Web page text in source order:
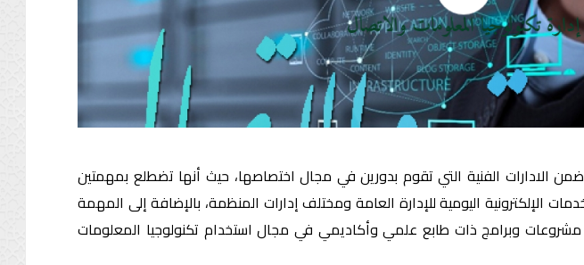
إدارة تكنولوجيا المعلومات والاتصال
إدارة تكنولوجيا المعلومات والاتصال
الادارات الفنية التي تقوم بدورين في مجال اختصاصها، حيث أنها تضطلع بمهمتين
الإلكترونية اليومية للإدارة العامة ومختلف إدارات المنظمة، بالإضافة إلى المهمة
مشروعات وبرامج ذات طابع علمي وأكاديمي في مجال استخدام تكنولوجيا المعلومات